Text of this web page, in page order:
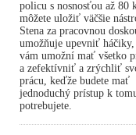
policu s nosnosťou až 80
môžete uložiť väčšie
Stena za pracovnou
umožňuje upevniť
vám umožní mať všetko
a zefektívniť a zrýchliť
prácu, keďže budete mať
jednoduchý prístup k
potrebujete.